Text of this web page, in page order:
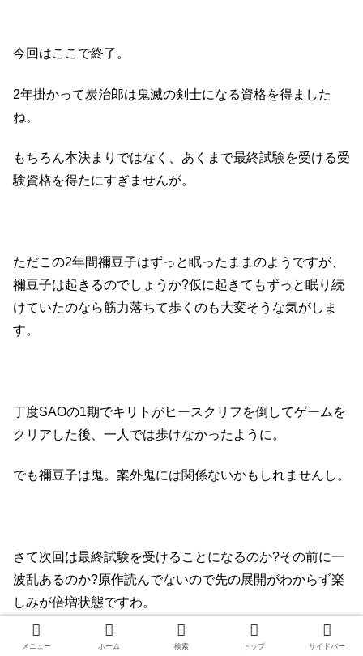
今回はここで終了。
2年掛かって炭治郎は鬼滅の剣士になる資格を得ました
ね。
もちろん本決まりではなく、あくまで最終試験を受ける受
験資格を得たにすぎませんが。
ただこの2年間禰豆子はずっと眠ったままのようですが、
禰豆子は起きるのでしょうか?仮に起きてもずっと眠り続
けていたのなら筋力落ちて歩くのも大変そうな気がしま
す。
丁度SAOの1期でキリトがヒースクリフを倒してゲームを
クリアした後、一人では歩けなかったように。
でも禰豆子は鬼。案外鬼には関係ないかもしれませんし。
さて次回は最終試験を受けることになるのか?その前に一
波乱あるのか?原作読んでないので先の展開がわからず楽
しみが倍増状態ですわ。
次回が待ちどおしいです。
メニュー ホーム 検索 トップ サイドバー